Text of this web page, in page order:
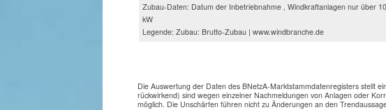
Zubau-Daten: Datum der Inbetriebnahme , Windkraftanlagen nur über 10
kW
Legende: Zubau: Brutto-Zubau | www.windbranche.de
Die Auswertung der Daten des BNetzA-Marktstammdatenregisters stellt
rückwirkend) sind wegen einzelner Nachmeldungen von Anlagen oder
möglich. Die Unschärfen führen nicht zu Änderungen an den